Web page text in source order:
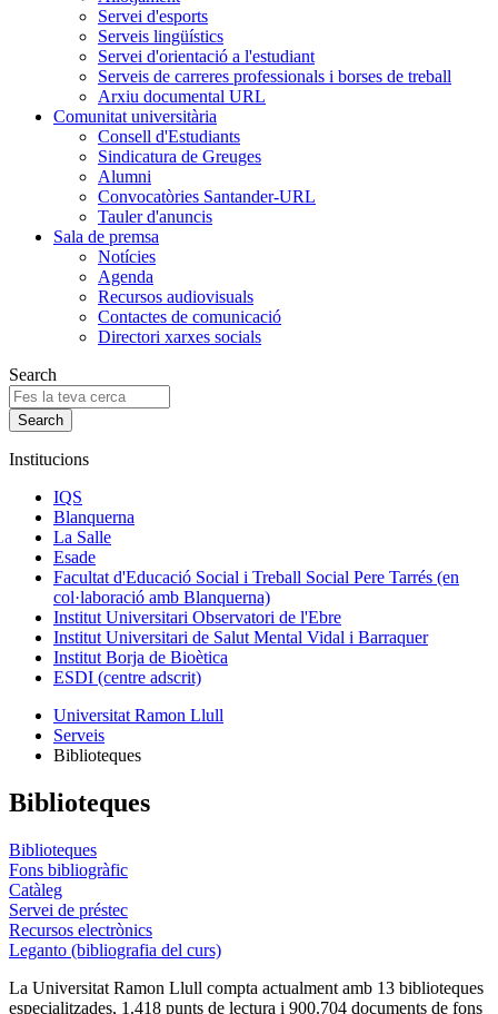
Servei d'esports
Serveis lingüístics
Servei d'orientació a l'estudiant
Serveis de carreres professionals i borses de treball
Arxiu documental URL
Comunitat universitària
Consell d'Estudiants
Sindicatura de Greuges
Alumni
Convocatòries Santander-URL
Tauler d'anuncis
Sala de premsa
Notícies
Agenda
Recursos audiovisuals
Contactes de comunicació
Directori xarxes socials
Search
Institucions
IQS
Blanquerna
La Salle
Esade
Facultat d'Educació Social i Treball Social Pere Tarrés (en
col·laboració amb Blanquerna)
Institut Universitari Observatori de l'Ebre
Institut Universitari de Salut Mental Vidal i Barraquer
Institut Borja de Bioètica
ESDI (centre adscrit)
Universitat Ramon Llull
Serveis
Biblioteques
Biblioteques
Biblioteques
Fons bibliogràfic
Catàleg
Servei de préstec
Recursos electrònics
Leganto (bibliografia del curs)
La Universitat Ramon Llull compta actualment amb 13 biblioteques
especialitzades, 1.418 punts de lectura i 900.704 documents de fons